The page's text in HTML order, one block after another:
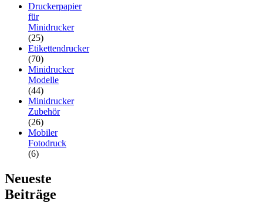
Druckerpapier
für
Minidrucker
(25)
Etikettendrucker
(70)
Minidrucker
Modelle
(44)
Minidrucker
Zubehör
(26)
Mobiler
Fotodruck
(6)
Neueste
Beiträge